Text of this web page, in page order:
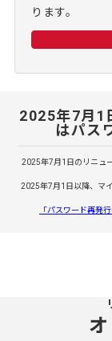
ります。
2025年7月1
はパス
2025年7月1日のリニュ
2025年7月1日以降、マ
「パスワード再発行